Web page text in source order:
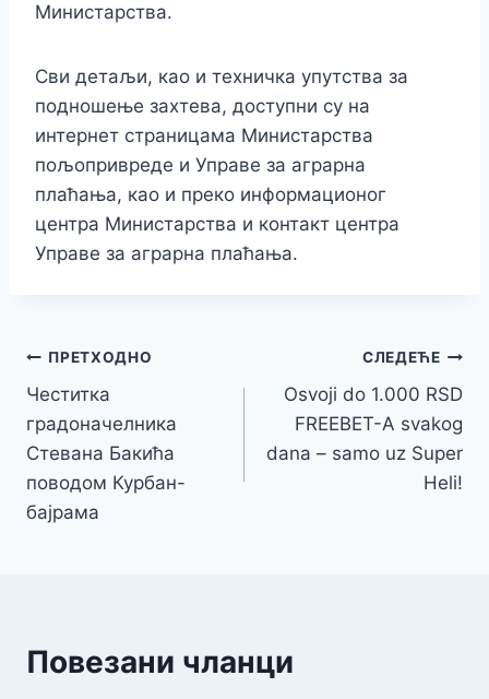
Министарства.
Сви детаљи, као и техничка упутства за
подношење захтева, доступни су на
интернет страницама Министарства
пољопривреде и Управе за аграрна
плаћања, као и преко информационог
центра Министарства и контакт центра
Управе за аграрна плаћања.
Кретање
чланка
ПРЕТХОДНО
Честитка
градоначелника
Стевана Бакића
поводом Курбан-
бајрама
СЛЕДЕЋЕ
Osvoji do 1.000 RSD
FREEBET-A svakog
dana – samo uz Super
Heli!
Повезани чланци